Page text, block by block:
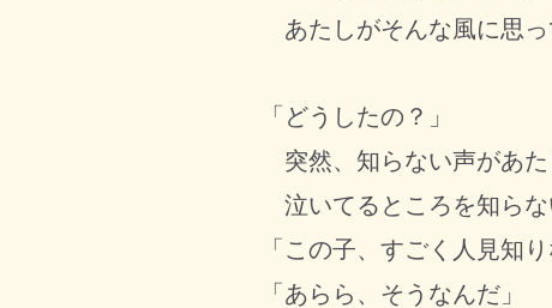
あたしがそんな風に思っ
「どうしたの？」
突然、知らない声があた
泣いてるところを知らな
「この子、すごく人見知り
「あらら、そうなんだ」